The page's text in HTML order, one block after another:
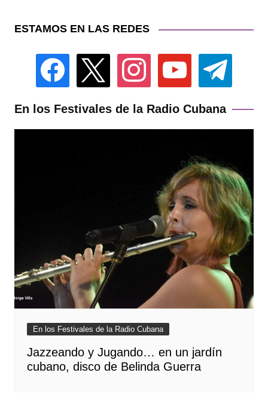
ESTAMOS EN LAS REDES
facebook instagram youtube telegram
En los Festivales de la Radio Cubana
En los Festivales de la Radio Cubana
Jazzeando y Jugando… en un jardín
cubano, disco de Belinda Guerra